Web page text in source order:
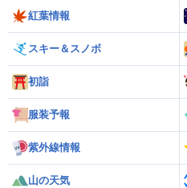
紅葉情報
スキー＆スノボ
初詣
服装予報
紫外線情報
山の天気